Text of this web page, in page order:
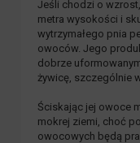
Jeśli chodzi o
metra wysokości i
wytrzymałego pnia
owoców. Jego
dobrze
żywicę, szczególnie
Ściskając jej owoce
mokrej ziemi, choć
owocowych będą